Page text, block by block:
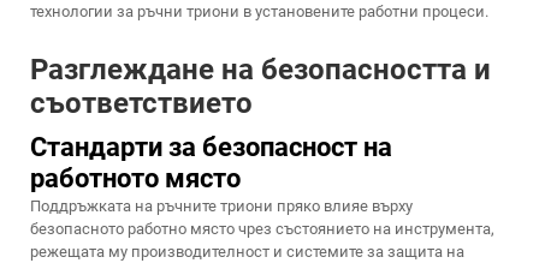
технологии за ръчни триони в установените работни процеси.
Разглеждане на безопасността и
съответствието
Стандарти за безопасност на
работното място
Поддръжката на ръчните триони пряко влияе върху
безопасното работно място чрез състоянието на инструмента,
режещата му производителност и системите за защита на